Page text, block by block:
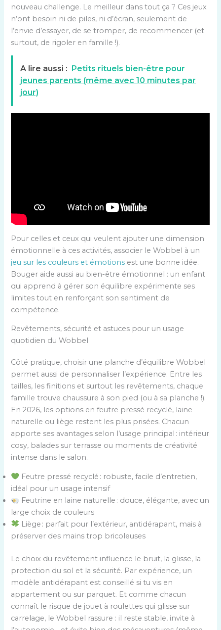
nouveau challenge. Le meilleur dans tout ça ? Ces jeux
n’ont besoin ni de piles, ni d’écran, seulement de
l’envie d’essayer, de se tromper, de recommencer (et
surtout, de rigoler en famille !).
A lire aussi : Petits rituels bien-être pour
jeunes parents (même avec 10 minutes par
jour)
Pour celles et ceux qui veulent ajouter une dimension
émotionnelle à ces activités, associer le Wobbel à un
jeu sur les couleurs et émotions est une bonne idée.
Bouger aide aussi au bien-être émotionnel : un enfant
qui apprend à gérer son équilibre expérimente ses
limites tout en renforçant son sentiment de
compétence.
Revêtements, sécurité et astuces pour un usage
quotidien du Wobbel
Côté pratique, choisir une planche d’équilibre Wobbel
permet aussi de personnaliser l’expérience. Entre les
tailles, les finitions et surtout les revêtements, chaque
famille trouve chaussure à son pied (ou à sa planche !).
En 2026, les options en feutre pressé recyclé, laine
naturelle ou liège restent les plus prisées. Chacun
apporte ses avantages selon l’usage principal : intérieur
cosy, balades sur terrasse ou moments de créativité
intense dans le salon.
Feutre pressé recyclé : robuste, facile d’entretien,
idéal pour un usage intensif
Feutrine en laine naturelle : douce, élégante, avec un
large choix de couleurs
Liège : parfait pour l’extérieur, antidérapant, mais à
préserver des mains trop bricoleuses
Le choix du revêtement influence le bruit, la glisse, la
protection du sol et la sécurité. Par expérience, un
modèle antidérapant est conseillé si tu vis en
appartement ou sur parquet. Et comme chacun
connaît le risque de jouet à roulettes qui glisse sur
carrelage, le Wobbel rassure : il reste stable, invite à